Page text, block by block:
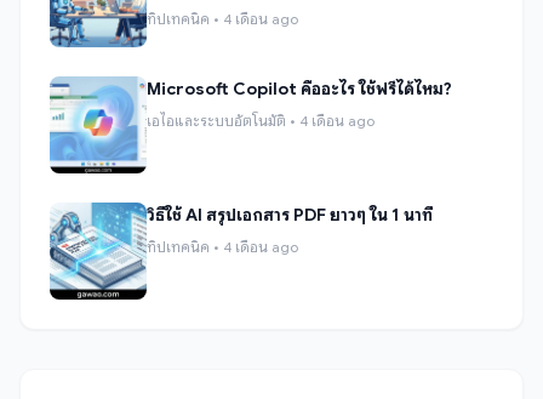
ทิปเทคนิค • 4 เดือน ago
Microsoft Copilot คืออะไร ใช้ฟรีได้ไหม?
เอไอและระบบอัตโนมัติ • 4 เดือน ago
วิธีใช้ AI สรุปเอกสาร PDF ยาวๆ ใน 1 นาที
ทิปเทคนิค • 4 เดือน ago